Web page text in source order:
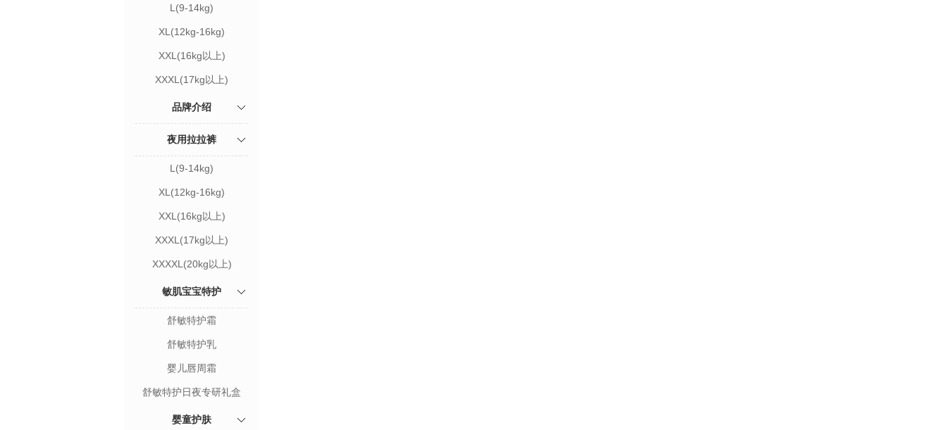
L(9-14kg)
XL(12kg-16kg)
XXL(16kg以上)
XXXL(17kg以上)
品牌介绍
夜用拉拉裤
L(9-14kg)
XL(12kg-16kg)
XXL(16kg以上)
XXXL(17kg以上)
XXXXL(20kg以上)
敏肌宝宝特护
舒敏特护霜
舒敏特护乳
婴儿唇周霜
舒敏特护日夜专研礼盒
婴童护肤